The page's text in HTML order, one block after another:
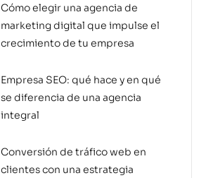
Cómo elegir una agencia de
marketing digital que impulse el
crecimiento de tu empresa
Empresa SEO: qué hace y en qué
se diferencia de una agencia
integral
Conversión de tráfico web en
clientes con una estrategia